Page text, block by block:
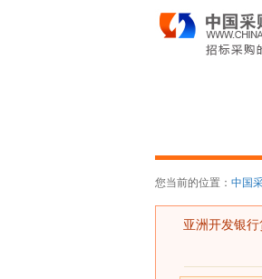
您当前的位置： 中国
亚洲开发银